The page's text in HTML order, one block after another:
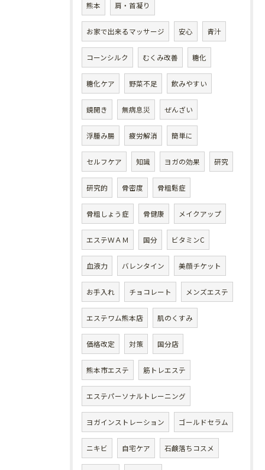
熊本 肩・首凝り
お家で出来るマッサージ 安心 青汁
コーンシルク むくみ改善 糖化
糖化ケア 野菜不足 飲みやすい
鏡開き 無病息災 ぜんざい
浮腫み腸 疲労解消 簡単に
セルフケア 知識 ヨガの効果 研究
研究的 骨密度 骨粗鬆症
骨粗しょう症 骨健康 メイクアップ
エステＷＡＭ 国分 ビタミンC
血液力 バレンタイン 美顔チケット
お手入れ チョコレート メンズエステ
エステワム熊本店 肌のくすみ
価格改定 対策 国分店
熊本市エステ 筋トレエステ
エステパーソナルトレーニング
ヨガインストレーション ゴールドセラム
ニキビ 自宅ケア 石鹸落ちコスメ